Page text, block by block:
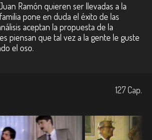
Ramón quieren ser llevadas a la
pone en duda el éxito de las
aceptan la propuesta de la
piensan que tal vez a la gente le guste
el oso.
127Cap.